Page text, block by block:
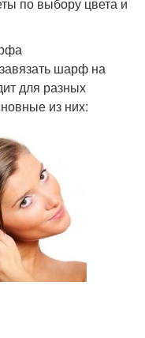
по выбору цвета и
шарф на
для разных
из них: